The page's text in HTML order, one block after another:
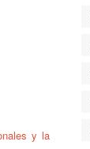
y la